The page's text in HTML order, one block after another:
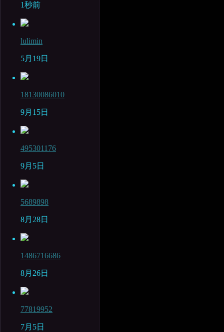
1秒前
lulimin
5月19日
18130086010
9月15日
495301176
9月5日
5689898
8月28日
1486716686
8月26日
77819952
7月5日